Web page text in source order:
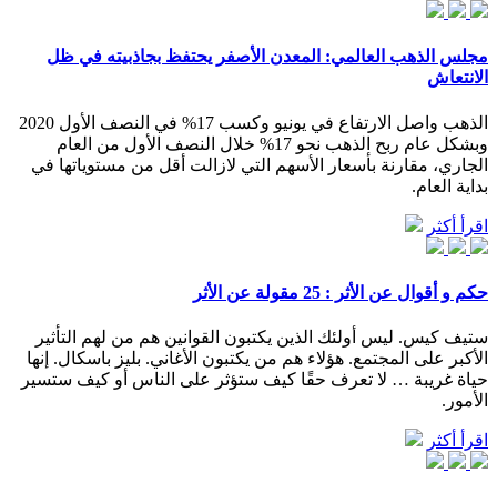
مجلس الذهب العالمي: المعدن الأصفر يحتفظ بجاذبيته في ظل
الانتعاش
الذهب واصل الارتفاع في يونيو وكسب 17% في النصف الأول 2020
وبشكل عام ربح الذهب نحو 17% خلال النصف الأول من العام
الجاري، مقارنة بأسعار الأسهم التي لازالت أقل من مستوياتها في
بداية العام.
اقرأ أكثر
حكم و أقوال عن الأثر : 25 مقولة عن الأثر
ستيف كيس. ليس أولئك الذين يكتبون القوانين هم من لهم التأثير
الأكبر على المجتمع. هؤلاء هم من يكتبون الأغاني. بليز باسكال. إنها
حياة غريبة … لا تعرف حقًا كيف ستؤثر على الناس أو كيف ستسير
الأمور.
اقرأ أكثر